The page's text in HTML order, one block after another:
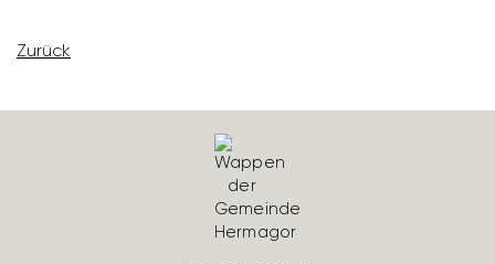
Zurück